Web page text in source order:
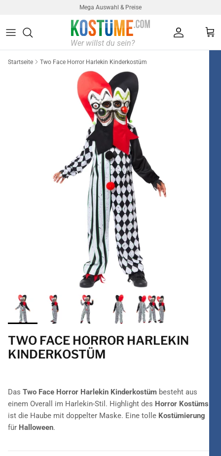
Mega Auswahl & Preise
Startseite Two Face Horror Harlekin Kinderkostüm
TWO FACE HORROR HARLEKIN
KINDERKOSTÜM
Das Two Face Horror Harlekin Kinderkostüm besteht aus
einem Overall im Harlekin-Stil. Highlight des Horror Kostüms
ist die Haube mit doppelter Maske. Eine tolle Kostümierung
für Halloween.